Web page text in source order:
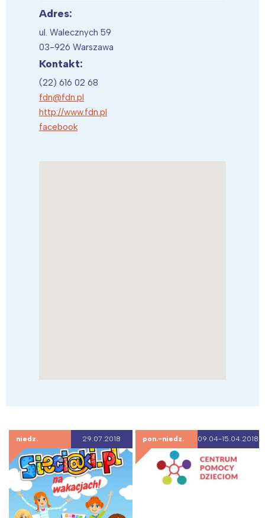
Adres:
ul. Walecznych 59
03-926 Warszawa
Kontakt:
(22) 616 02 68
fdn@fdn.pl
http://www.fdn.pl
facebook
niedz. 29.07.2018 pon.-niedz. 09.04-15.04.2018